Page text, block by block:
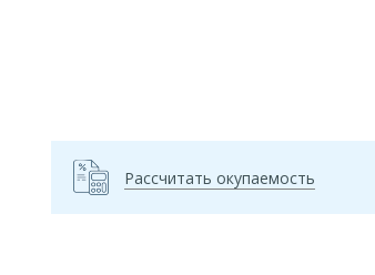
Рассчитать окупаемость